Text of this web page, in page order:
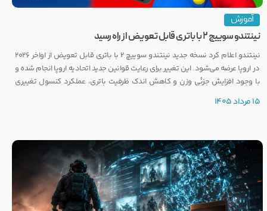
آموزش
نینتندو سوییچ ۲ با باتری قابل تعویض از راه رسید
نینتندو اعلام کرد نسخه جدید نینتندو سوییچ ۲ با باتری قابل تعویض از اواخر ۲۰۲۶
در اروپا عرضه می‌شود. این تغییر برای رعایت قوانین جدید اتحادیه اروپا انجام شده و
با وجود افزایش جزئی وزن و کاهش اندک ظرفیت باتری، عملکرد کنسول تغییری
15 مرداد 1405